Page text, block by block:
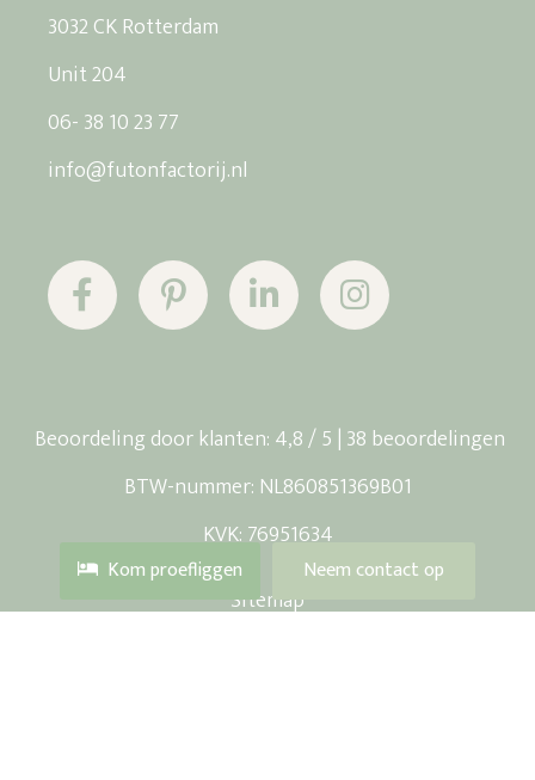
Kom proefliggen Neem contact op
3032 CK Rotterdam
Unit 204
06- 38 10 23 77
info@futonfactorij.nl
Beoordeling door klanten: 4,8/5 | 38 beoordelingen
BTW-nummer: NL860851369B01
KVK: 76951634
Sitemap